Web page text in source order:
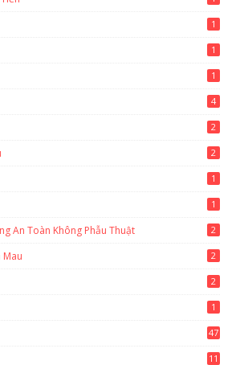
1
1
1
4
2
2
1
1
An Toàn Không Phẫu Thuật 2
Mau 2
2
1
47
11